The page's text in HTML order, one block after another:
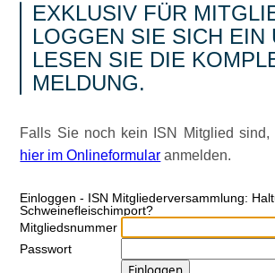
EXKLUSIV FÜR
LOGGEN SIE SICH EIN
LESEN SIE DIE
MELDUNG.
Falls Sie noch kein ISN Mitglied sind,
hier im Onlineformular anmelden.
Ein­log­gen - ISN Mitgliederversammlung:
Schweinefleischimport?
Mitgliedsnummer
Passwort